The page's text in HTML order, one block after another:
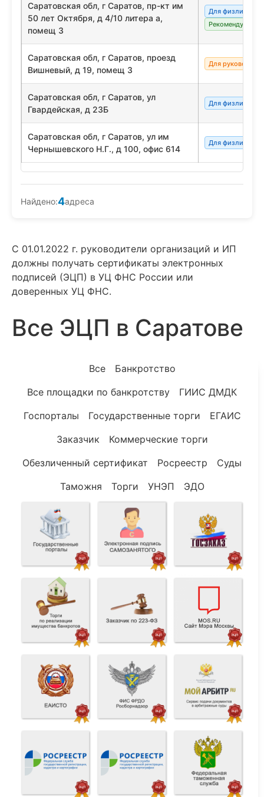
Саратовская обл, г Саратов, пр-кт им
50 лет Октября, д 4/10 литера а,
помещ 3
Для физлиц/
Рекомендуемый
Саратовская обл, г Саратов, проезд
Вишневый, д 19, помещ 3
Для
Саратовская обл, г Саратов, ул
Гвардейская, д 23Б
Для физлиц/
Саратовская обл, г Саратов, ул им
Чернышевского Н.Г., д 100, офис 614
Для физлиц/
Найдено:4адреса
С 01.01.2022 г. руководители организаций и ИП
должны получать сертификаты электронных
подписей (ЭЦП) в УЦ ФНС России или
доверенных УЦ ФНС.
Все ЭЦП в Саратове
Все
Банкротство
Все площадки по банкротству
ГИИС ДМДК
Госпорталы
Государственные торги
ЕГАИС
Заказчик
Коммерческие торги
Обезличенный сертификат
Росреестр
Суды
Таможня
Торги УНЭП ЭДО